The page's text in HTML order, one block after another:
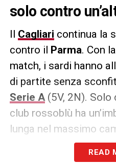
solo contro
Il Cagliari continua la
contro il Parma. Con
match, i sardi hanno
di partite senza
Serie A(5V, 2N). Solo
club rossoblù ha
lunga nel massimo
gare consecutive
dovranno ora
READ